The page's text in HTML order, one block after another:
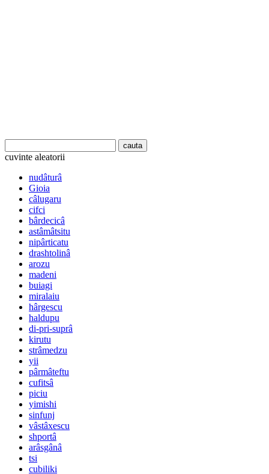
cuvinte aleatorii
nudâturâ
Gioia
câlugaru
cifci
bârdecicâ
astâmâtsitu
nipârticatu
drashtolinâ
arozu
madeni
buiagi
miralaiu
hârgescu
haldupu
di-pri-suprâ
kirutu
strâmedzu
yii
pârmâteftu
cufitsâ
piciu
yimishi
sinfunj
vâstâxescu
shportâ
arâsgânâ
tsi
cubiliki